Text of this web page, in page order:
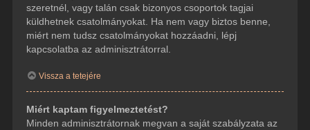
szeretnél, vagy talán csak bizonyos csoportok tagjai
küldhetnek csatolmányokat. Ha nem vagy biztos benne,
miért nem tudsz csatolmányokat hozzáadni, lépj
kapcsolatba az adminisztrátorral.
Vissza a tetejére
Miért kaptam figyelmeztetést?
Minden adminisztrátornak megvan a saját szabályzata az